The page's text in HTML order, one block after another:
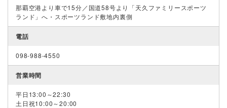
那覇空港より車で15分／国道58号より「天久ファミリースポーツ
ランド」へ・スポーツランド敷地内裏側
電話
098-988-4550
営業時間
平日13:00～22:30
土日祝10:00～20:00